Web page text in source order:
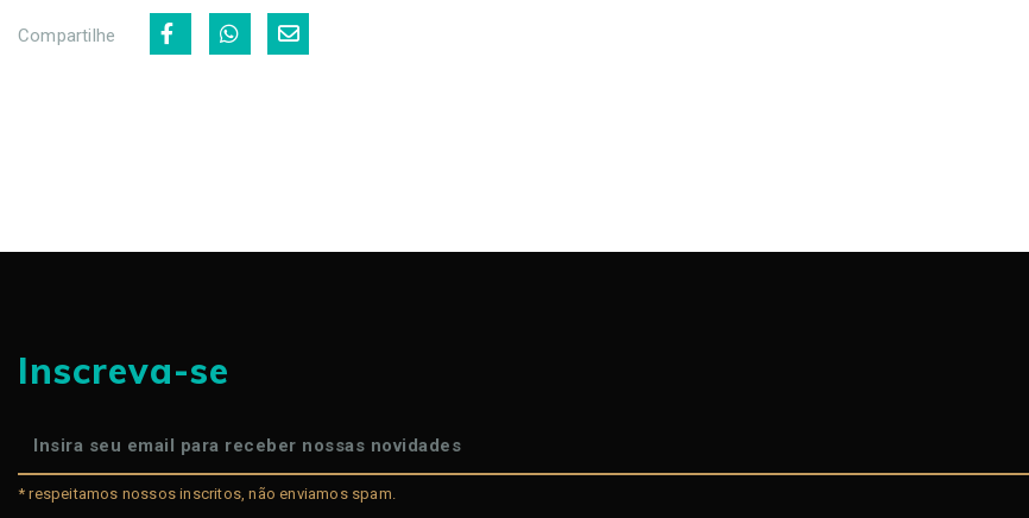
Compartilhe
Inscreva-se
* respeitamos nossos inscritos, não enviamos spam.